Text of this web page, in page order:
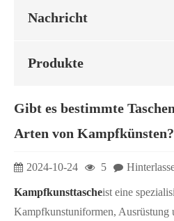
Nachricht
Produkte
Gibt es bestimmte
Arten von Kampfkünsten?
2024-10-24 5
Kampfkunsttascheist eine
Kampfkunstuniformen, Ausrüstung